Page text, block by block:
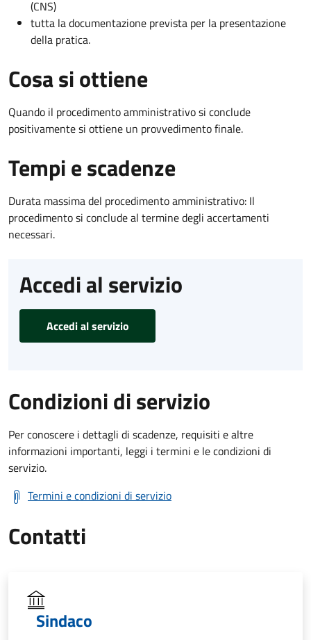
(CNS)
tutta la documentazione prevista per la presentazione
della pratica.
Cosa si ottiene
Quando il procedimento amministrativo si conclude
positivamente si ottiene un provvedimento finale.
Tempi e scadenze
Durata massima del procedimento amministrativo: Il
procedimento si conclude al termine degli accertamenti
necessari.
Accedi al servizio
Accedi al servizio
Condizioni di servizio
Per conoscere i dettagli di scadenze, requisiti e altre
informazioni importanti, leggi i termini e le condizioni di
servizio.
Termini e condizioni di servizio
Contatti
Sindaco